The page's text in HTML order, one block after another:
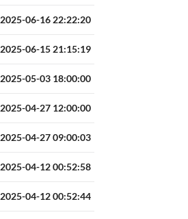
2025-06-16 22:22:20
2025-06-15 21:15:19
2025-05-03 18:00:00
2025-04-27 12:00:00
2025-04-27 09:00:03
2025-04-12 00:52:58
2025-04-12 00:52:44